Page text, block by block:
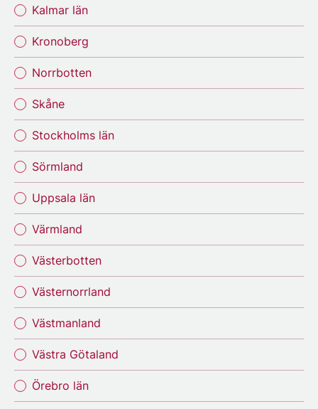
Kalmar län
Kronoberg
Norrbotten
Skåne
Stockholms län
Sörmland
Uppsala län
Värmland
Västerbotten
Västernorrland
Västmanland
Västra Götaland
Örebro län